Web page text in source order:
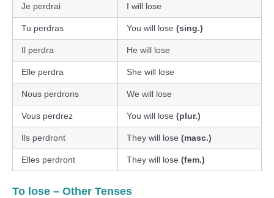
Je perdrai I will lose
Tu perdras You will lose (sing.)
Il perdra He will lose
Elle perdra She will lose
Nous perdrons We will lose
Vous perdrez You will lose (plur.)
Ils perdront They will lose (masc.)
Elles perdront They will lose (fem.)
To lose – Other Tenses